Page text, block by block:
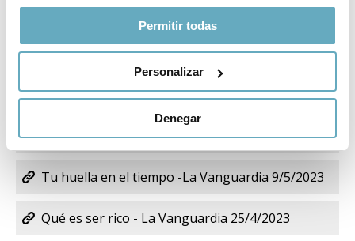
Permitir todas
Personalizar
Denegar
Elegir cómo ganar y perder - La Vanguardia
Benditos días complicados - La Vanguardia
6/6/2023
Amigos de la infancia - La Vanguardia 23/5/2023
Tu huella en el tiempo -La Vanguardia 9/5/2023
Qué es ser rico - La Vanguardia 25/4/2023